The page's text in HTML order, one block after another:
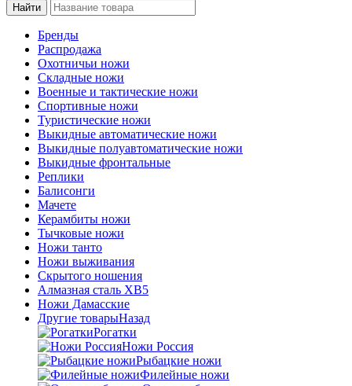
Бренды
Распродажа
Охотничьи ножи
Складные ножи
Военные и тактические ножи
Спортивные ножи
Туристические ножи
Выкидные автоматические ножи
Выкидные полуавтоматические ножи
Выкидные фронтальные
Реплики
Балисонги
Мачете
Керамбиты ножи
Тычковые ножи
Ножи танто
Ножи выживания
Скрытого ношения
Алмазная сталь ХВ5
Ножи Дамасские
Другие товарыНазад
Рогатки
Ножи Россия
Рыбацкие ножи
Филейные ножи